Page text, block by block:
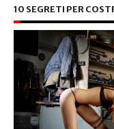
10 SEGRETI PER